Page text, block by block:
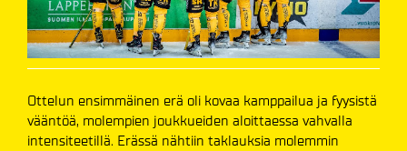
Ottelun ensimmäinen erä oli kovaa kamppailua ja fyysistä
vääntöä, molempien joukkueiden aloittaessa vahvalla
intensiteetillä. Erässä nähtiin taklauksia molemmin